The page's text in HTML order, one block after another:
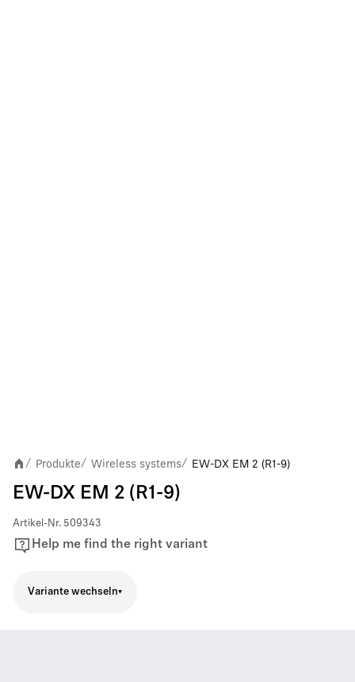
/ Produkte/ Wireless systems/ EW-DX EM 2 (R1-9)
EW-DX EM 2 (R1-9)
Artikel-Nr. 509343
Help me find the right variant
Variante wechseln